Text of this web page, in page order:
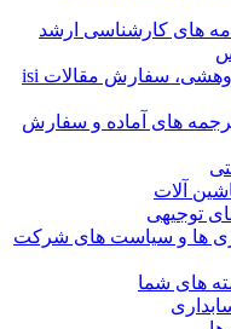
های کارشناسی ارشد
مخزن عناوین مقالات علمی و پژوهشی، سفارش مقالات isi
های آماده و سفارش
آلات
توجیهی
ها و سیاست های شرکت
های شما